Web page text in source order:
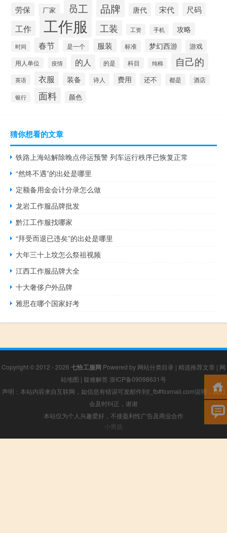
劳保 厂家 员工 品牌 唐代 宋代 尺码
工作 工作服 工装 工资 手机 攻略
时间 春节 是一个 服装 标准 梦幻西游 游戏
用人单位 疫情 的人 的是 科目 纯棉 自己的
英语 衣服 装备 诗人 费用 还不 都是 酒店
银行 面料 颜色
猜你想看的文章
铁路上海站解除晚点停运预警 列车运行秩序已恢复正常
“然终不遇”的出处是哪里
定额备用金会计分录怎么做
龙岩工作服品牌批发
黔江工作服找哪家
“拜受而退已违矣”的出处是哪里
大年三十上坟怎么祭祖视频
江西工作服品牌大全
十大奢侈户外品牌
雅思在哪个国家好考
Copyright © 2012 - 2026 七恰工服网 Powered by 网站分类目录 | 精选推荐文章 | 网
站地图 | 疑难解答 浙ICP备09098631号
声明：本站内容来自互联网，如信息有错误可发邮件到f_fb#foxmail.com说明，我们
会及时纠正，谢谢
本站仅为个人兴趣爱好，不接盈利性广告及商业合作
小男孩